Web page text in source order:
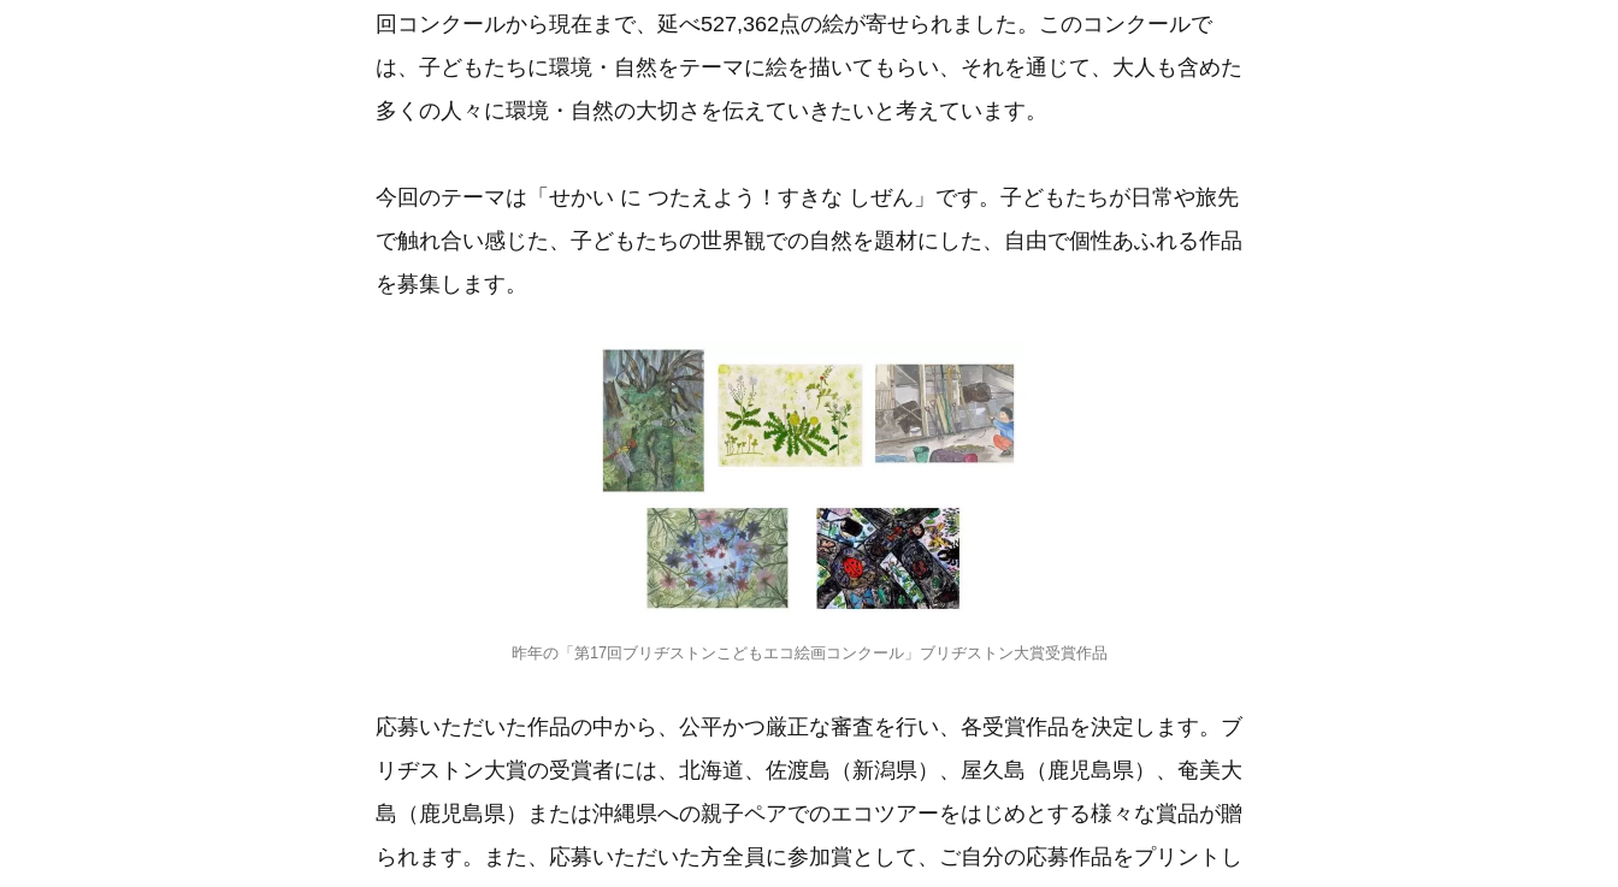
回コンクールから現在まで、延べ527,362点の絵が寄せられました。このコンクールで
は、子どもたちに環境・自然をテーマに絵を描いてもらい、それを通じて、大人も含めた
多くの人々に環境・自然の大切さを伝えていきたいと考えています。
今回のテーマは「せかい に つたえよう！すきな しぜん」です。子どもたちが日常や旅先
で触れ合い感じた、子どもたちの世界観での自然を題材にした、自由で個性あふれる作品
を募集します。
昨年の「第17回ブリヂストンこどもエコ絵画コンクール」ブリヂストン大賞受賞作品
応募いただいた作品の中から、公平かつ厳正な審査を行い、各受賞作品を決定します。ブ
リヂストン大賞の受賞者には、北海道、佐渡島（新潟県）、屋久島（鹿児島県）、奄美大
島（鹿児島県）または沖縄県への親子ペアでのエコツアーをはじめとする様々な賞品が贈
られます。また、応募いただいた方全員に参加賞として、ご自分の応募作品をプリントし